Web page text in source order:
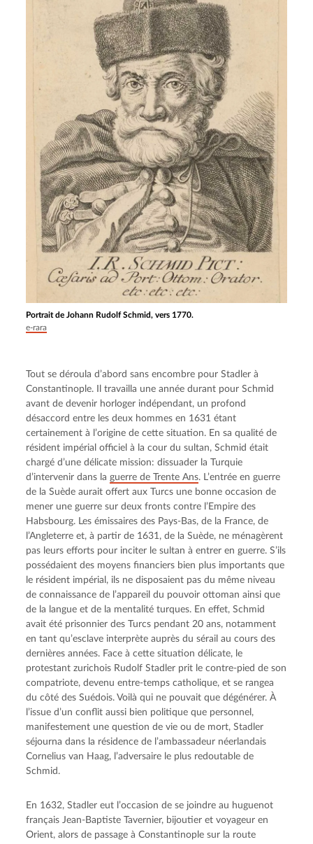
Portrait de Johann Rudolf Schmid, vers 1770.
e-rara
Tout se déroula d’abord sans encombre pour Stadler à
Constantinople. Il travailla une année durant pour Schmid
avant de devenir horloger indépendant, un profond
désaccord entre les deux hommes en 1631 étant
certainement à l’origine de cette situation. En sa qualité de
résident impérial officiel à la cour du sultan, Schmid était
chargé d’une délicate mission: dissuader la Turquie
d’intervenir dans la guerre de Trente Ans. L’entrée en guerre
de la Suède aurait offert aux Turcs une bonne occasion de
mener une guerre sur deux fronts contre l’Empire des
Habsbourg. Les émissaires des Pays-Bas, de la France, de
l’Angleterre et, à partir de 1631, de la Suède, ne ménagèrent
pas leurs efforts pour inciter le sultan à entrer en guerre. S’ils
possédaient des moyens financiers bien plus importants que
le résident impérial, ils ne disposaient pas du même niveau
de connaissance de l’appareil du pouvoir ottoman ainsi que
de la langue et de la mentalité turques. En effet, Schmid
avait été prisonnier des Turcs pendant 20 ans, notamment
en tant qu’esclave interprète auprès du sérail au cours des
dernières années. Face à cette situation délicate, le
protestant zurichois Rudolf Stadler prit le contre-pied de son
compatriote, devenu entre-temps catholique, et se rangea
du côté des Suédois. Voilà qui ne pouvait que dégénérer. À
l’issue d’un conflit aussi bien politique que personnel,
manifestement une question de vie ou de mort, Stadler
séjourna dans la résidence de l’ambassadeur néerlandais
Cornelius van Haag, l’adversaire le plus redoutable de
Schmid.
En 1632, Stadler eut l’occasion de se joindre au huguenot
français Jean-Baptiste Tavernier, bijoutier et voyageur en
Orient, alors de passage à Constantinople sur la route